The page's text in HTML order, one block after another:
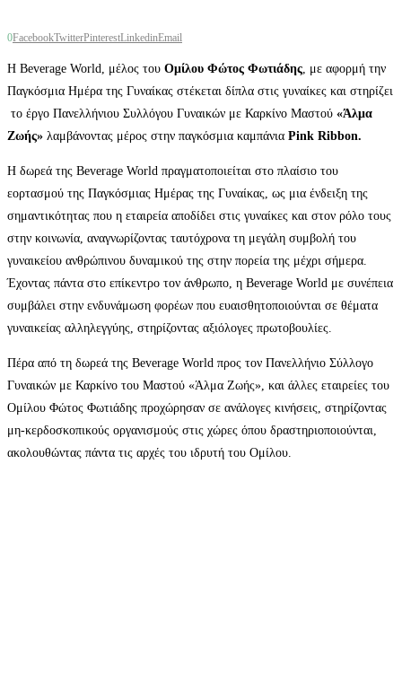
0FacebookTwitterPinterestLinkedinEmail
Η Beverage World, μέλος του Ομίλου Φώτος Φωτιάδης , με αφορμή την
Παγκόσμια Ημέρα της Γυναίκας στέκεται δίπλα στις γυναίκες και στηρίζει
το έργο Πανελλήνιου Συλλόγου Γυναικών με Καρκίνο Μαστού «Άλμα
Ζωής» λαμβάνοντας μέρος στην παγκόσμια καμπάνια Pink Ribbon.
Η δωρεά της Beverage World πραγματοποιείται στο πλαίσιο του
εορτασμού της Παγκόσμιας Ημέρας της Γυναίκας, ως μια ένδειξη της
σημαντικότητας που η εταιρεία αποδίδει στις γυναίκες και στον ρόλο τους
στην κοινωνία, αναγνωρίζοντας ταυτόχρονα τη μεγάλη συμβολή του
γυναικείου ανθρώπινου δυναμικού της στην πορεία της μέχρι σήμερα.
Έχοντας πάντα στο επίκεντρο τον άνθρωπο, η Beverage World με συνέπεια
συμβάλει στην ενδυνάμωση φορέων που ευαισθητοποιούνται σε θέματα
γυναικείας αλληλεγγύης, στηρίζοντας αξιόλογες πρωτοβουλίες.
Πέρα από τη δωρεά της Beverage World προς τον Πανελλήνιο Σύλλογο
Γυναικών με Καρκίνο του Μαστού «Άλμα Ζωής», και άλλες εταιρείες του
Ομίλου Φώτος Φωτιάδης προχώρησαν σε ανάλογες κινήσεις, στηρίζοντας
μη-κερδοσκοπικούς οργανισμούς στις χώρες όπου δραστηριοποιούνται,
ακολουθώντας πάντα τις αρχές του ιδρυτή του Ομίλου.